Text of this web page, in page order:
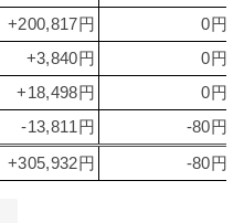
+200,817円
0円
+3,840円
0円
+18,498円
0円
-13,811円 -80円
+305,932円 -80円